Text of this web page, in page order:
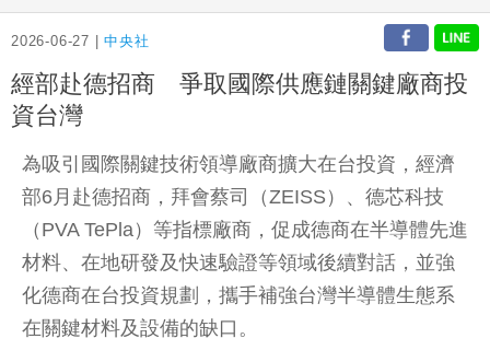
2026-06-27 |中央社
經部赴德招商 爭取國際供應鏈關鍵廠商投
資台灣
為吸引國際關鍵技術領導廠商擴大在台投資，經濟
部6月赴德招商，拜會蔡司（ZEISS）、德芯科技
（PVA TePla）等指標廠商，促成德商在半導體先進
材料、在地研發及快速驗證等領域後續對話，並強
化德商在台投資規劃，攜手補強台灣半導體生態系
在關鍵材料及設備的缺口。